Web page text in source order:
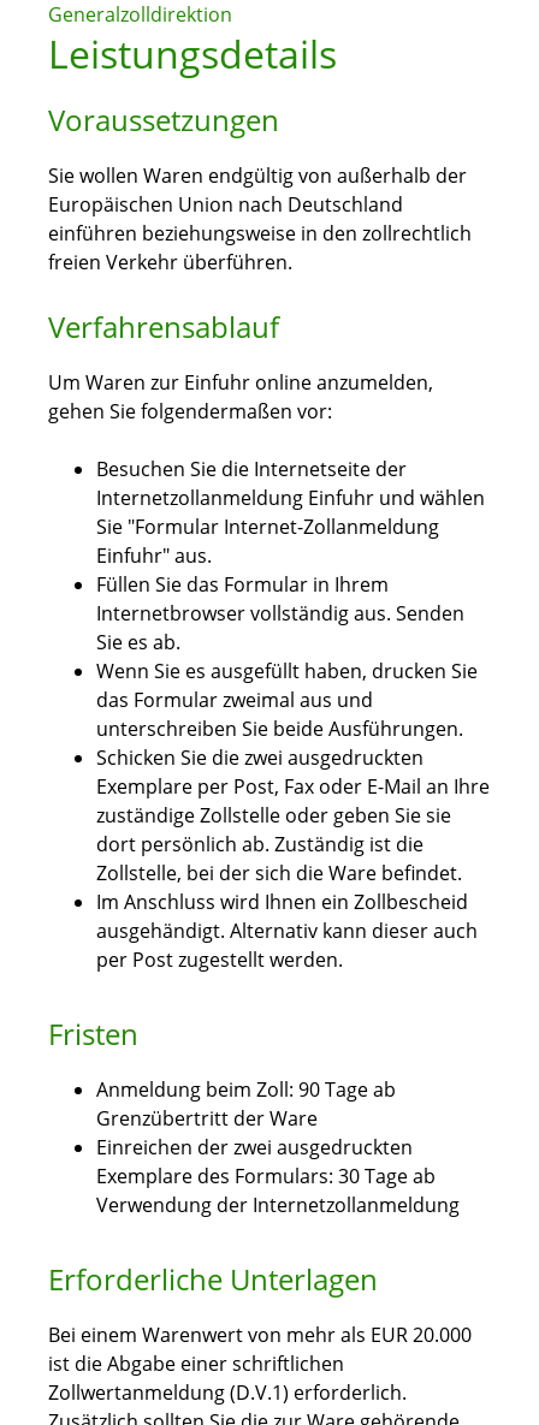
Generalzolldirektion
Leistungsdetails
Voraussetzungen
Sie wollen Waren endgültig von außerhalb der
Europäischen Union nach Deutschland
einführen beziehungsweise in den zollrechtlich
freien Verkehr überführen.
Verfahrensablauf
Um Waren zur Einfuhr online anzumelden,
gehen Sie folgendermaßen vor:
Besuchen Sie die Internetseite der
Internetzollanmeldung Einfuhr und wählen
Sie "Formular Internet-Zollanmeldung
Einfuhr" aus.
Füllen Sie das Formular in Ihrem
Internetbrowser vollständig aus. Senden
Sie es ab.
Wenn Sie es ausgefüllt haben, drucken Sie
das Formular zweimal aus und
unterschreiben Sie beide Ausführungen.
Schicken Sie die zwei ausgedruckten
Exemplare per Post, Fax oder E-Mail an Ihre
zuständige Zollstelle oder geben Sie sie
dort persönlich ab. Zuständig ist die
Zollstelle, bei der sich die Ware befindet.
Im Anschluss wird Ihnen ein Zollbescheid
ausgehändigt. Alternativ kann dieser auch
per Post zugestellt werden.
Fristen
Anmeldung beim Zoll: 90 Tage ab
Grenzübertritt der Ware
Einreichen der zwei ausgedruckten
Exemplare des Formulars: 30 Tage ab
Verwendung der Internetzollanmeldung
Erforderliche Unterlagen
Bei einem Warenwert von mehr als EUR 20.000
ist die Abgabe einer schriftlichen
Zollwertanmeldung (D.V.1) erforderlich.